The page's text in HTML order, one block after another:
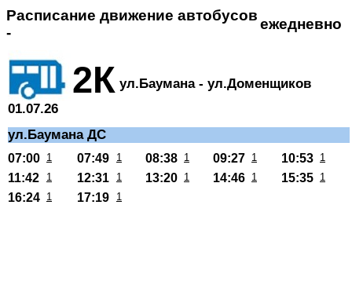
Расписание движение автобусов
-
ежедневно
2К ул.Баумана - ул.Доменщиков
01.07.26
ул.Баумана ДС
07:00 1 07:49 1 08:38 1 09:27 1 10:53 1
11:42 1 12:31 1 13:20 1 14:46 1 15:35 1
16:24 1 17:19 1